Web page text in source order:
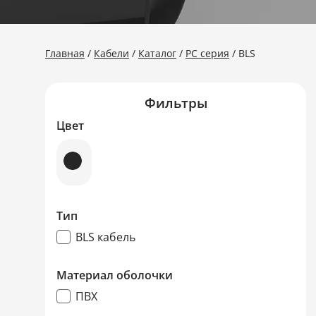
Главная Кабели Каталог PC серия BLS
Фильтры
Цвет
Тип
BLS кабель
Материал оболочки
ПВХ